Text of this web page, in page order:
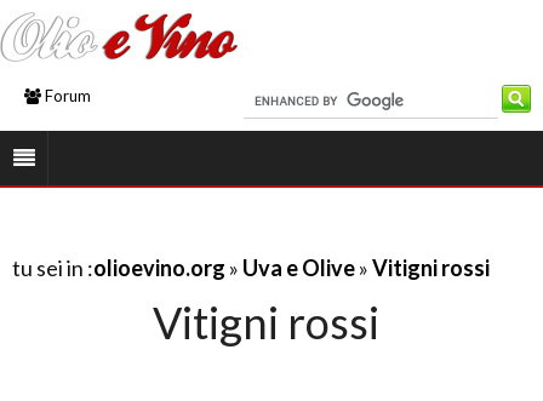
Forum
tu sei in :olioevino.org » Uva e Olive»Vitigni rossi
Vitigni rossi